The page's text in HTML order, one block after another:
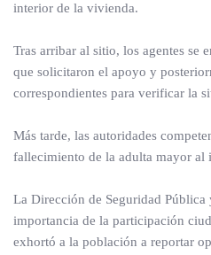
interior de la vivienda.
Tras arribar al sitio, los agentes se
que solicitaron el apoyo y
correspondientes para verificar la
Más tarde, las autoridades
fallecimiento de la adulta mayor al
La Dirección de Seguridad
importancia de la participación
exhortó a la población a reportar